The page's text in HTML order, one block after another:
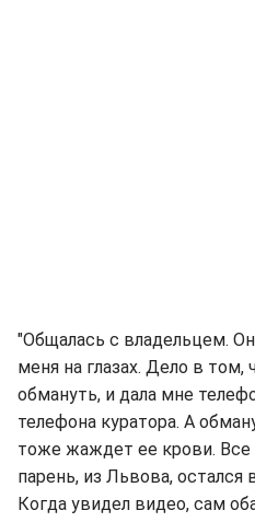
"Общалась с владельцем.
меня на глазах. Дело в том,
обмануть, и дала мне
телефона куратора. А
тоже жаждет ее крови. Все
парень, из Львова, остался
Когда увидел видео, сам